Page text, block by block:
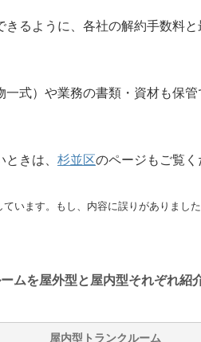
きるように、各社の解約手数料
式）や業務の書類・資材も保
きは、 杉並区のページもご覧く
います。もし、内容に誤りがありました
ムを屋外型と屋内型それぞれ紹
屋内型トランクルーム